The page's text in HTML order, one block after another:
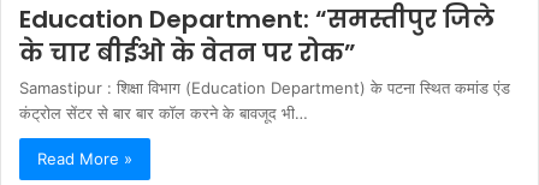
Education Department: “समस्तीपुर जिले
के चार बीईओ के वेतन पर रोक”
Samastipur : शिक्षा विभाग (Education Department) के पटना स्थित कमांड एंड
कंट्रोल सेंटर से बार बार कॉल करने के बावजूद भी…
Read More »